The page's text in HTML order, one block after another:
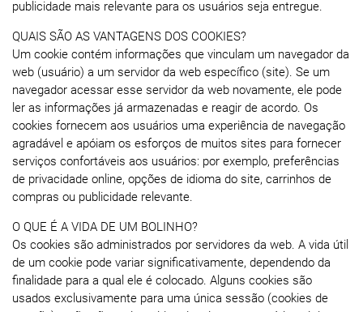
publicidade mais relevante para os usuários seja entregue.
QUAIS SÃO AS VANTAGENS DOS COOKIES?
Um cookie contém informações que vinculam um navegador da
web (usuário) a um servidor da web específico (site). Se um
navegador acessar esse servidor da web novamente, ele pode
ler as informações já armazenadas e reagir de acordo. Os
cookies fornecem aos usuários uma experiência de navegação
agradável e apóiam os esforços de muitos sites para fornecer
serviços confortáveis ​​aos usuários: por exemplo, preferências
de privacidade online, opções de idioma do site, carrinhos de
compras ou publicidade relevante.
O QUE É A VIDA DE UM BOLINHO?
Os cookies são administrados por servidores da web. A vida útil
de um cookie pode variar significativamente, dependendo da
finalidade para a qual ele é colocado. Alguns cookies são
usados ​​exclusivamente para uma única sessão (cookies de